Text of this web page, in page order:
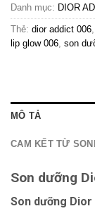
Danh mục: DIOR
Thẻ: dior addict 006
lip glow 006 son
MÔ TẢ
CAM KẾT TỪ
Son dưỡng
Son dưỡng